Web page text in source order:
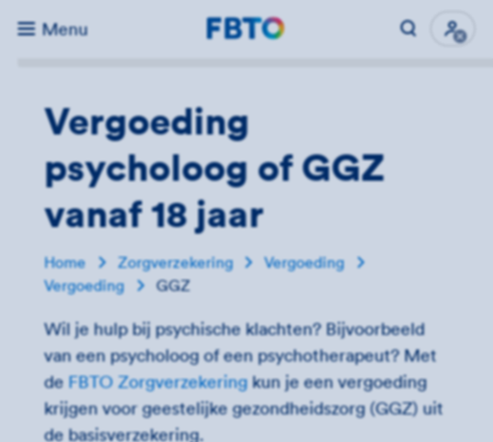
Menu
Direct naar...
Vergoeding
psycholoog of GGZ
vanaf 18 jaar
Home Zorgverzekering
Vergoeding
Vergoeding
GGZ
Wil je hulp bij psychische klachten? Bijvoorbeeld
van een psycholoog of een psychotherapeut? Met
deFBTO Zorgverzekeringkun je een vergoeding
krijgen voor geestelijke gezondheidszorg (GGZ) uit
de basisverzekering.